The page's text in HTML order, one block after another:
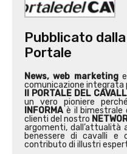
Pubblicato
Portale
News, web marketinge
comunicazione integrata
Il PORTALE DEL
un vero pioniere
INFORMA è il
clienti del nostro
argomenti, dall’attualità
benessere di cavalli e
contributo di illustri